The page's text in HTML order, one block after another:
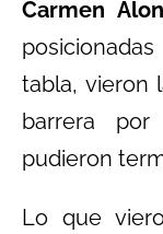
Carmen
tabla, vieron
barrera
pudieron
Lo que